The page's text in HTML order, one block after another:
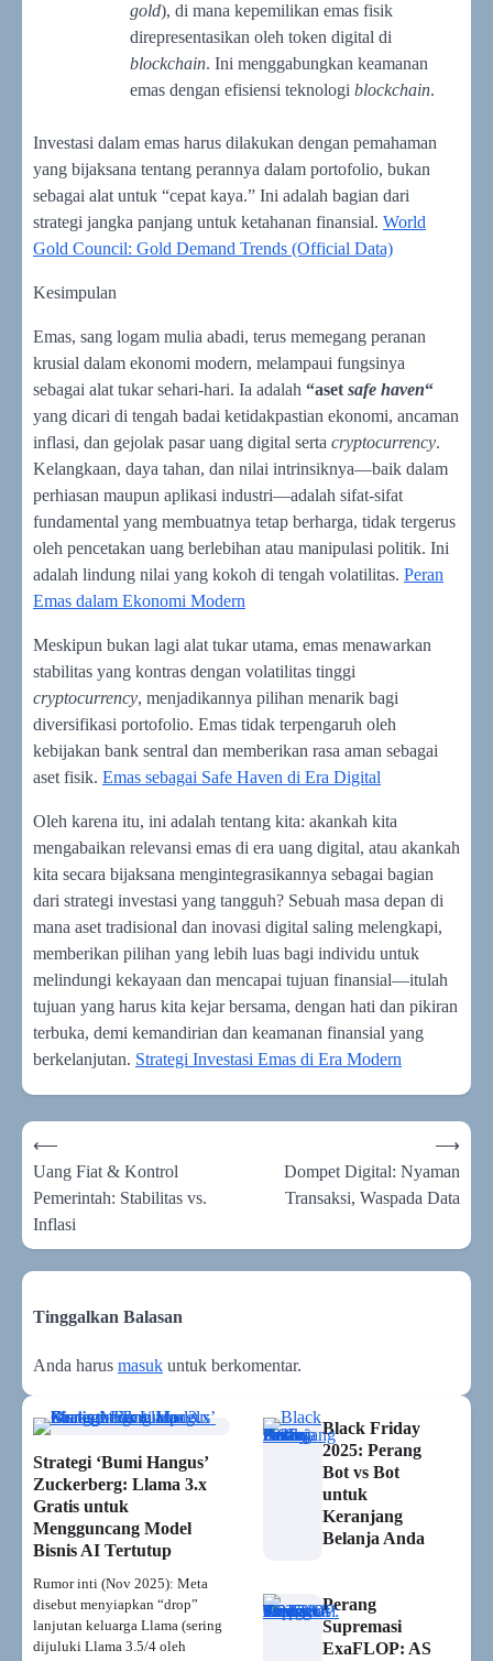
gold), di mana kepemilikan emas fisik
direpresentasikan oleh token digital di
blockchain. Ini menggabungkan keamanan
emas dengan efisiensi teknologi blockchain.
Investasi dalam emas harus dilakukan dengan pemahaman
yang bijaksana tentang perannya dalam portofolio, bukan
sebagai alat untuk “cepat kaya.” Ini adalah bagian dari
strategi jangka panjang untuk ketahanan finansial. World
Gold Council: Gold Demand Trends (Official Data)
Kesimpulan
Emas, sang logam mulia abadi, terus memegang peranan
krusial dalam ekonomi modern, melampaui fungsinya
sebagai alat tukar sehari-hari. Ia adalah “aset safe haven“
yang dicari di tengah badai ketidakpastian ekonomi, ancaman
inflasi, dan gejolak pasar uang digital serta cryptocurrency.
Kelangkaan, daya tahan, dan nilai intrinsiknya—baik dalam
perhiasan maupun aplikasi industri—adalah sifat-sifat
fundamental yang membuatnya tetap berharga, tidak tergerus
oleh pencetakan uang berlebihan atau manipulasi politik. Ini
adalah lindung nilai yang kokoh di tengah volatilitas. Peran
Emas dalam Ekonomi Modern
Meskipun bukan lagi alat tukar utama, emas menawarkan
stabilitas yang kontras dengan volatilitas tinggi
cryptocurrency, menjadikannya pilihan menarik bagi
diversifikasi portofolio. Emas tidak terpengaruh oleh
kebijakan bank sentral dan memberikan rasa aman sebagai
aset fisik. Emas sebagai Safe Haven di Era Digital
Oleh karena itu, ini adalah tentang kita: akankah kita
mengabaikan relevansi emas di era uang digital, atau akankah
kita secara bijaksana mengintegrasikannya sebagai bagian
dari strategi investasi yang tangguh? Sebuah masa depan di
mana aset tradisional dan inovasi digital saling melengkapi,
memberikan pilihan yang lebih luas bagi individu untuk
melindungi kekayaan dan mencapai tujuan finansial—itulah
tujuan yang harus kita kejar bersama, dengan hati dan pikiran
terbuka, demi kemandirian dan keamanan finansial yang
berkelanjutan. Strategi Investasi Emas di Era Modern
Navigasi
pos
⟵
Uang Fiat & Kontrol
Pemerintah: Stabilitas vs.
Inflasi
Dompet Digital: Nyaman
Transaksi, Waspada Data
⟶
Tinggalkan Balasan
Anda harus masuk untuk berkomentar.
Strategi ‘Bumi Hangus’
Zuckerberg: Llama 3.x
Gratis untuk
Mengguncang Model
Bisnis AI Tertutup
Rumor inti (Nov 2025): Meta
disebut menyiapkan “drop”
lanjutan keluarga Llama (sering
dijuluki Llama 3.5/4 oleh
Black Friday
2025: Perang
Bot vs Bot
untuk
Keranjang
Belanja Anda
Perang
Supremasi
ExaFLOP: AS